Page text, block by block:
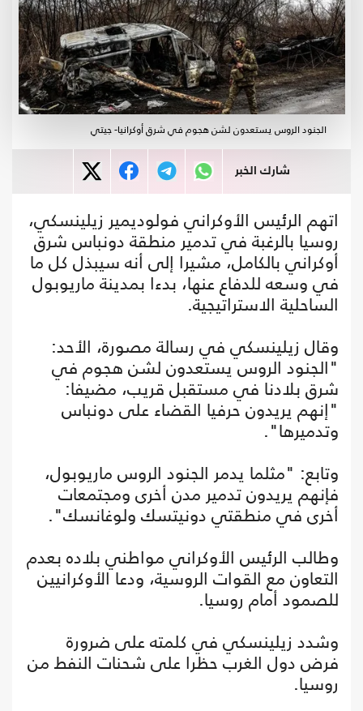
الجنود الروس يستعدون لشن هجوم في شرق أوكرانيا- جيتي
شارك الخبر
اتهم الرئيس الأوكراني فولوديمير زيلينسكي،
روسيا بالرغبة في تدمير منطقة دونباس شرق
أوكراني بالكامل، مشيرا إلى أنه سيبذل كل ما
في وسعه للدفاع عنها، بدءا بمدينة ماريوبول
الساحلية الاستراتيجية.
وقال زيلينسكي في رسالة مصورة، الأحد:
"الجنود الروس يستعدون لشن هجوم في
شرق بلادنا في مستقبل قريب، مضيفا:
"إنهم يريدون حرفيا القضاء على دونباس
وتدميرها".
وتابع: "مثلما يدمر الجنود الروس ماريوبول،
فإنهم يريدون تدمير مدن أخرى ومجتمعات
أخرى في منطقتي دونيتسك ولوغانسك".
وطالب الرئيس الأوكراني مواطني بلاده بعدم
التعاون مع القوات الروسية، ودعا الأوكرانيين
للصمود أمام روسيا.
وشدد زيلينسكي في كلمته على ضرورة
فرض دول الغرب حظرا على شحنات النفط من
روسيا.